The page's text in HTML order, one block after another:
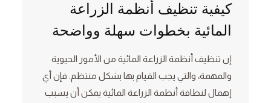
كيفية تنظيف أنظمة الزراعة
المائية بخطوات سهلة وواضحة
إن تنظيف أنظمة الزراعة المائية من الأمور الحيوية
والمهمة، والتي يجب القيام بها بشكل منتظم. فإن أي
إهمال لنظافة أنظمة الزراعة المائية يمكن أن يسبب